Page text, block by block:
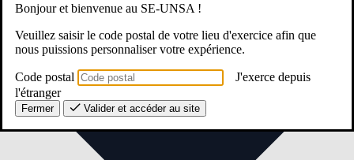
Bonjour et bienvenue au SE-UNSA !
Veuillez saisir le code postal de votre lieu d'exercice afin que
nous puissions personnaliser votre expérience.
Code postal
J'exerce depuis
l'étranger
Fermer Valider et accéder au site